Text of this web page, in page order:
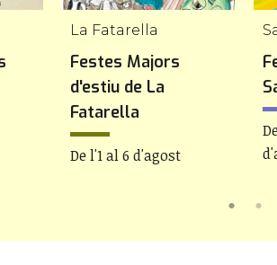
La Fatarella
Festes Majors
d'estiu de La
Fatarella
De l'1 al 6 d'agost